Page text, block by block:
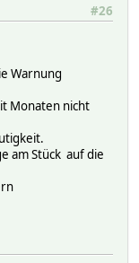
#26
Warnung
Monaten nicht
am Stück auf die